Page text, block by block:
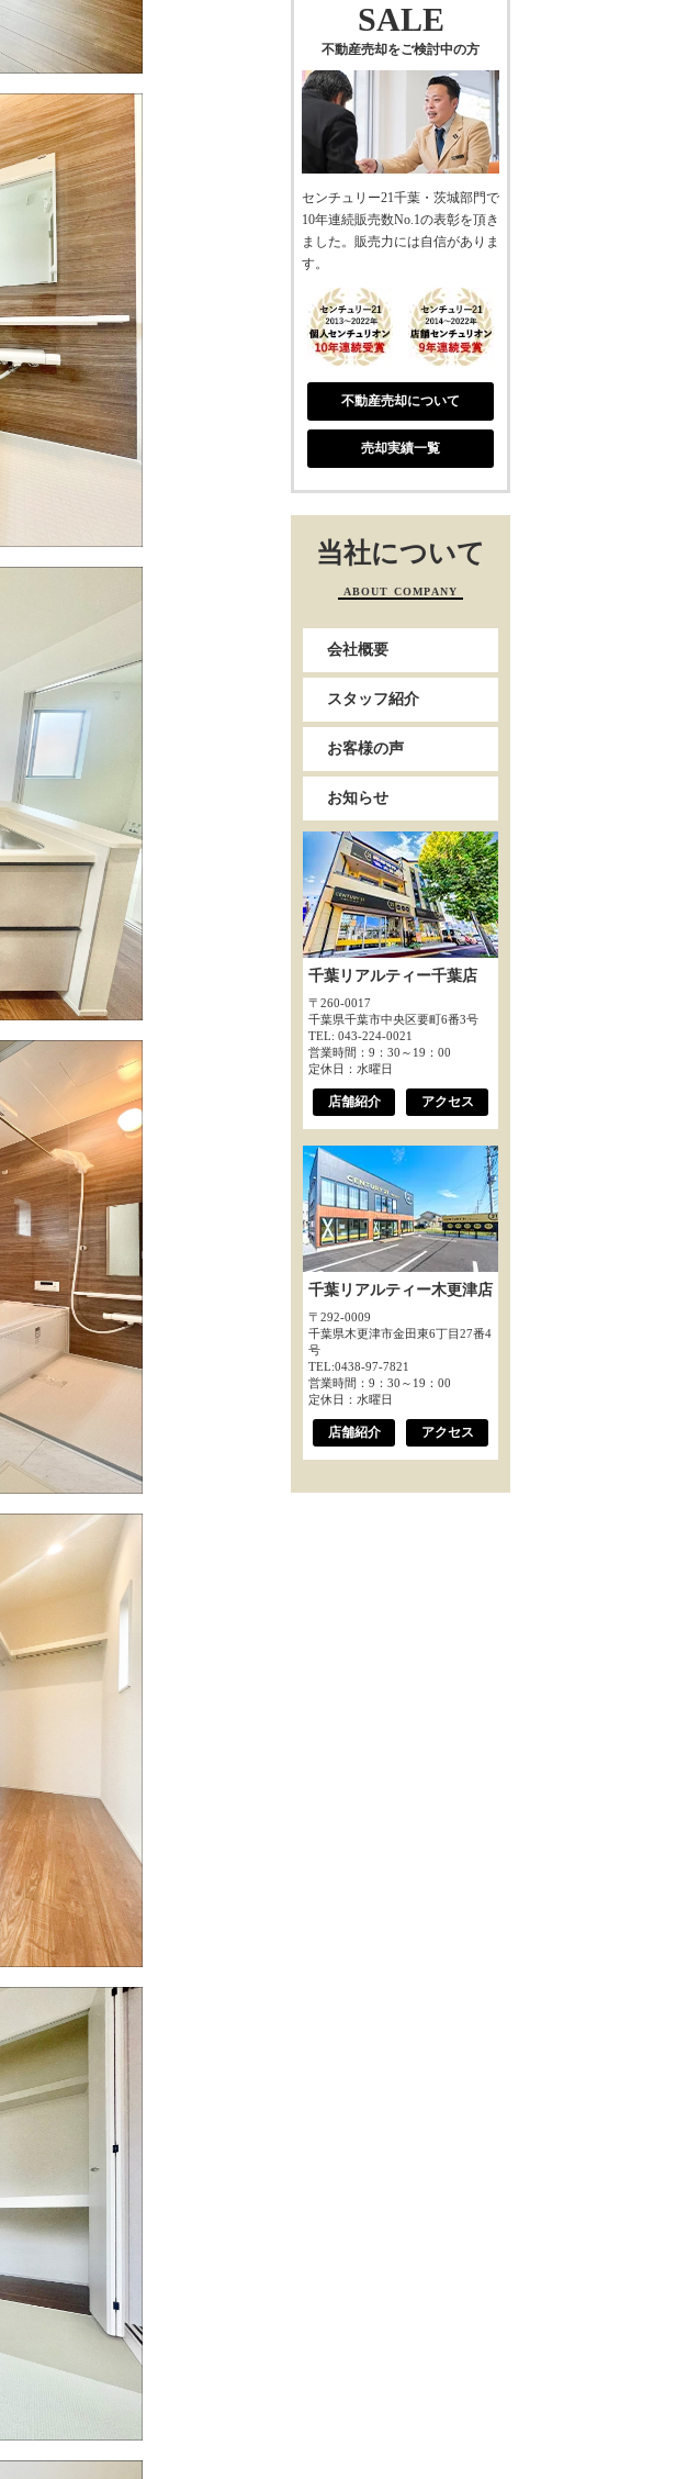
SALE
不動産売却をご検討中の方
センチュリー21千葉・茨城部門で
10年連続販売数No.1の表彰を頂き
ました。販売力には自信がありま
す。
不動産売却について
売却実績一覧
当社について
ABOUT COMPANY
会社概要
スタッフ紹介
お客様の声
お知らせ
千葉リアルティー千葉店
〒260-0017
千葉県千葉市中央区要町6番3号
TEL: 043-224-0021
営業時間：9：30～19：00
定休日：水曜日
店舗紹介 アクセス
千葉リアルティー木更津店
〒292-0009
千葉県木更津市金田東6丁目27番4
号
TEL:0438-97-7821
営業時間：9：30～19：00
定休日：水曜日
店舗紹介 アクセス